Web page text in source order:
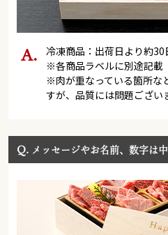
冷凍商品：出荷日より約30
※各商品ラベルに別途記載
※肉が重なっている箇所な
すが、品質には問題ござい
Q. メッセージやお名前、数字は